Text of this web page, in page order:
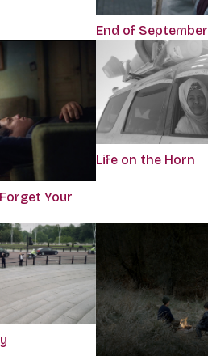
End of September
Your
Life on the Horn